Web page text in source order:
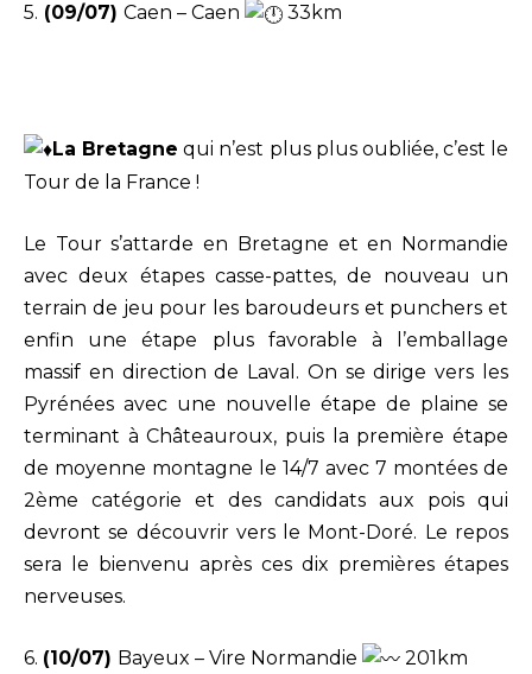
5. (09/07) Caen – Caen 33km
La Bretagne qui n’est plus plus oubliée, c’est le
Tour de la France !
Le Tour s’attarde en Bretagne et en Normandie
avec deux étapes casse-pattes, de nouveau un
terrain de jeu pour les baroudeurs et punchers et
enfin une étape plus favorable à l’emballage
massif en direction de Laval. On se dirige vers les
Pyrénées avec une nouvelle étape de plaine se
terminant à Châteauroux, puis la première étape
de moyenne montagne le 14/7 avec 7 montées de
2ème catégorie et des candidats aux pois qui
devront se découvrir vers le Mont-Doré. Le repos
sera le bienvenu après ces dix premières étapes
nerveuses.
6. (10/07) Bayeux – Vire Normandie 201km